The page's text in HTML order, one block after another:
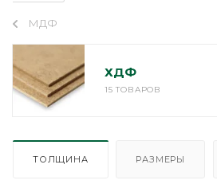
МДФ
ХДФ
15 ТОВАРОВ
ТОЛЩИНА РАЗМЕРЫ